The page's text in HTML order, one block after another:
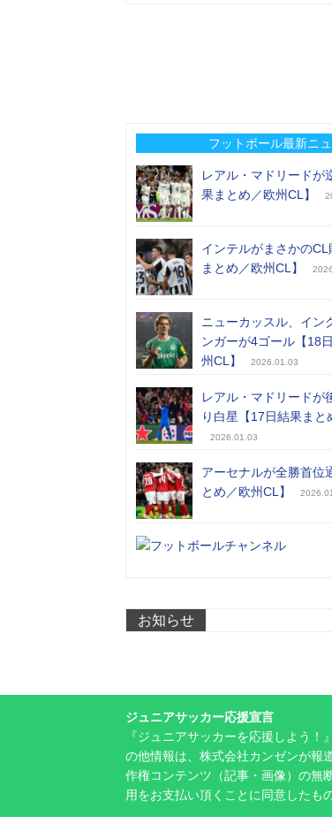
フットボール最新ニ
レアル・マドリードが
果まとめ／欧州CL】
インテルがまさかの
まとめ／欧州CL】
ニューカッスル、イン
ンガーが4ゴール【18
州CL】
2026.01.03
レアル・マドリードが
り白星【17日結果まと
2026.01.03
アーセナルが全勝首位
とめ／欧州CL】
お知らせ
ジュニアサッカー応援宣言
『ジュニアサッカーを応援しよう
の他情報は、株式会社カンゼンが報
作権コンテンツ（記事・画像）の無
用をお支払い頂くことに同意したも